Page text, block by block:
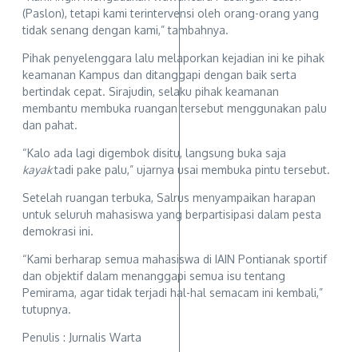
(Paslon), tetapi kami terintervensi oleh orang-orang yang
tidak senang dengan kami,” tambahnya.
Pihak penyelenggara lalu melaporkan kejadian ini ke pihak
keamanan Kampus dan ditanggapi dengan baik serta
bertindak cepat. Sirajudin, selaku pihak keamanan
membantu membuka ruangan tersebut menggunakan palu
dan pahat.
“Kalo ada lagi digembok disitu, langsung buka saja
kayaktadi pake palu,” ujarnya usai membuka pintu tersebut.
Setelah ruangan terbuka, Salrus menyampaikan harapan
untuk seluruh mahasiswa yang berpartisipasi dalam pesta
demokrasi ini.
“Kami berharap semua mahasiswa di IAIN Pontianak sportif
dan objektif dalam menanggapi semua isu tentang
Pemirama, agar tidak terjadi hal-hal semacam ini kembali,”
tutupnya.
Penulis : Jurnalis Warta